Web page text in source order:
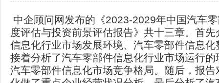
中企顾问网发布的《2023-2029年中国汽车
度评估与投资前景评估报告》共十三章。首
信息化行业市场发展环境、汽车零部件信息
接着分析了汽车零部件信息化行业市场运行
汽车零部件信息化市场竞争格局。随后，报